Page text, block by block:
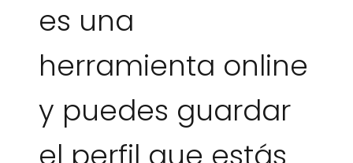
es una
herramienta online
y puedes guardar